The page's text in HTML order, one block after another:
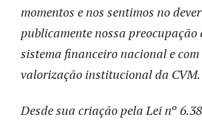
momentos e nos sentimos no
publicamente nossa preocupação
sistema financeiro nacional e
valorização institucional da CVM.
Desde sua criação pela Lei nº